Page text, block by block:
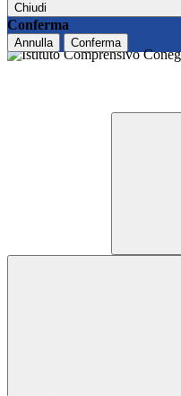
Chiudi
Conferma
Annulla Conferma